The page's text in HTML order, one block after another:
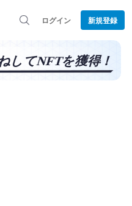
ログイン 新規登録